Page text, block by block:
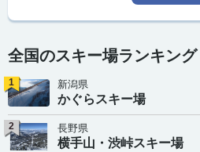
全国のスキー場ランキング
1 新潟県
かぐらスキー場
2 長野県
横手山・渋峠スキー場